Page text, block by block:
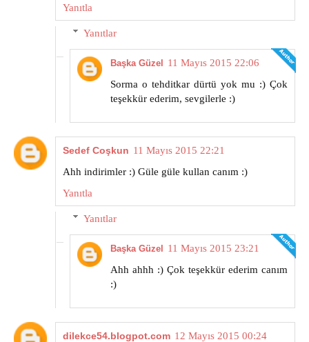
Yanıtla
Yanıtlar
Başka Güzel
11 Mayıs 2015 22:06
Sorma o tehditkar dürtü yok mu :) Çok
teşekkür ederim, sevgilerle :)
Sedef Coşkun 11 Mayıs 2015 22:21
Ahh indirimler :) Güle güle kullan canım :)
Yanıtla
Yanıtlar
Başka Güzel
11 Mayıs 2015 23:21
Ahh ahhh :) Çok teşekkür ederim canım
:)
dilekce54.blogpot.com 12 Mayıs 2015 00:24